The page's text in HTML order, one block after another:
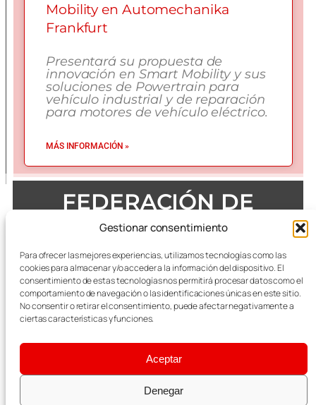
Gestionar consentimiento
Para ofrecer las mejores experiencias, utilizamos tecnologías como las
cookies para almacenar y/o acceder a la información del dispositivo. El
consentimiento de estas tecnologías nos permitirá procesar datos como el
comportamiento de navegación o las identificaciones únicas en este sitio.
No consentir o retirar el consentimiento, puede afectar negativamente a
ciertas características y funciones.
Aceptar
Denegar
Mobility en Automechanika
Frankfurt
Presentará su propuesta de
innovación en Smart Mobility y sus
soluciones de Powertrain para
vehículo industrial y de reparación
para motores de vehículo eléctrico.
MÁS INFORMACIÓN »
FEDERACIÓN DE
EMPRESAS DEL METAL
DE ZARAGOZA
Todas las referencias terminológicas de género que se
mencionan a lo largo de las publicaciones, se considerarán
alusivas al masculino y femenino indistintamente.
Política Integrada de Calidad y
Medioambiente